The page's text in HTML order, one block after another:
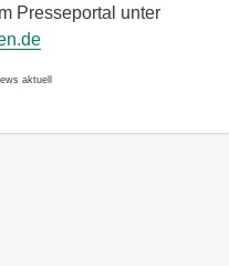
Presseportal unter
aktuell